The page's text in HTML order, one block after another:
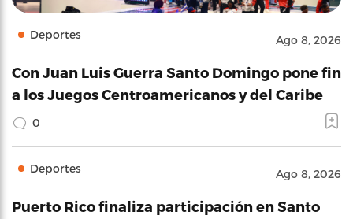
Deportes Ago 8, 2026
Con Juan Luis Guerra Santo Domingo pone fin
a los Juegos Centroamericanos y del Caribe
0
Deportes Ago 8, 2026
Puerto Rico finaliza participación en Santo